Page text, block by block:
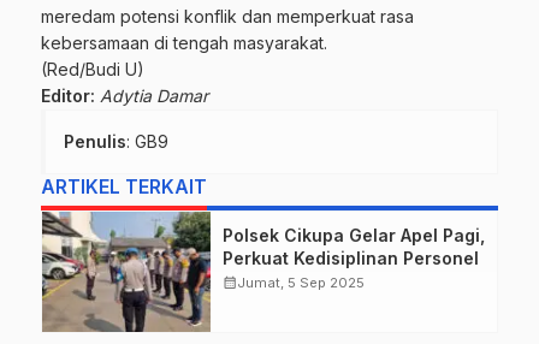
meredam potensi konflik dan memperkuat rasa
kebersamaan di tengah masyarakat.
(Red/Budi U)
Editor: Adytia Damar
Penulis: GB9
ARTIKEL TERKAIT
Polsek Cikupa Gelar Apel Pagi,
Perkuat Kedisiplinan Personel
calendar_monthJumat, 5 Sep 2025